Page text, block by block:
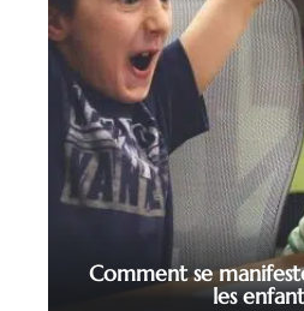
Comment se
les